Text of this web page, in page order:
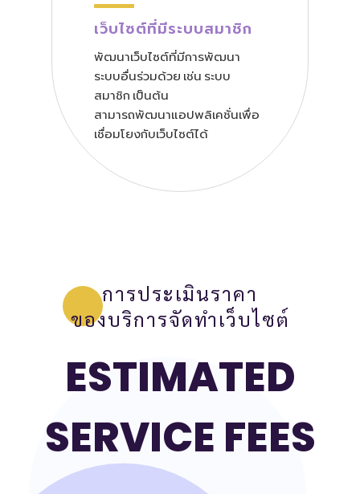
เว็บไซต์ที่มีระบบสมาชิก
พัฒนาเว็บไซต์ที่มีการพัฒนา
ระบบอื่นร่วมด้วย เช่น ระบบ
สมาชิก เป็นต้น
สามารถพัฒนาแอปพลิเคชั่นเพื่อ
เชื่อมโยงกับเว็บไซต์ได้
การประเมินราคา
ของบริการจัดทำเว็บไซต์
ESTIMATED
SERVICE FEES